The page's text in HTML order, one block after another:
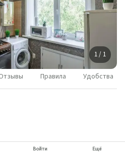
1 / 1
Правила Удобства
Войти Ещё